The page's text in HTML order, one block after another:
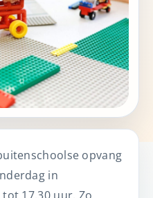
opvang
in